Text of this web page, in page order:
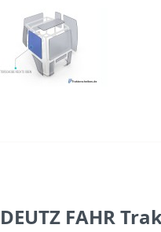
FAHR